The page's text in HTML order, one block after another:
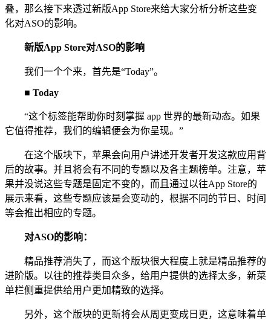
叠，那么接下来透过新版App Store来给大家分析分析这些变
化对ASO的影响。
新版App Store对ASO的影响
我们一个个来，首先是“Today”。
■ Today
“这个标签能帮助你时刻掌握 app 世界的最新动态。如果
它值得推荐，我们的编辑便会为你呈现。”
在这个版块下，苹果会向用户讲述开发者开发这款应用背
后的故事。并且将会有不同的专题以及各主题榜单。注意，苹
果并没说这些专题是固定不变的，而且通过以往App Store的
展示来看，这些专题应该是会变动的，根据不同的节日、时间
等会推出相应的专题。
对ASO的影响：
精品推荐消失了，而这个版块很大程度上就是精品推荐的
进阶版。以往的推荐类目众多，给用户提供的选择太多，新菜
单栏侧重提供给用户更加精致的选择。
另外，这个版块的更新将会从周更变成日更，这意味着单